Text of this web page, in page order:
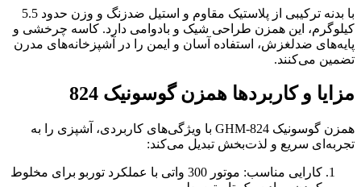
با بدنه ترکیبی از پلاستیک مقاوم و استیل ضدزنگ و وزن حدود 5.5
کیلوگرم، این همزن طراحی شیک و بادوامی دارد. کاسه چرخشی و
پایه‌های ضدلغزش، استفاده آسان و ایمن را در آشپزخانه‌های مدرن
تضمین می‌کنند.
مزایا و کاربردها همزن گوسونیک 824
همزن گوسونیک GHM-824 با ویژگی‌های کاربردی، آشپزی را به
تجربه‌ای سریع و لذت‌بخش تبدیل می‌کند:
کارایی مناسب: موتور 300 واتی با عملکرد توربو برای مخلوط